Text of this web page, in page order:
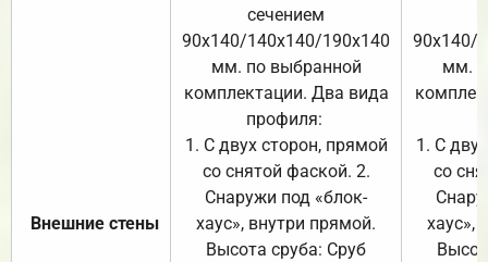
Внешние стены
сечением
90х140/140х140/190х140
мм. по выбранной
комплектации. Два вида
профиля:
1. С двух сторон, прямой
со снятой фаской. 2.
Снаружи под «блок-
хаус», внутри прямой.
Высота сруба: Сруб
90х140/
мм.
1. С
со
хаус»,